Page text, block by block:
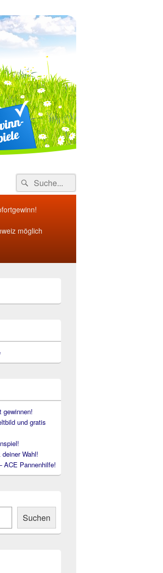
Search
for:
Suche
möglich
gewinnen!
und gratis
Wahl!
ACE Pannenhilfe!
Suchen